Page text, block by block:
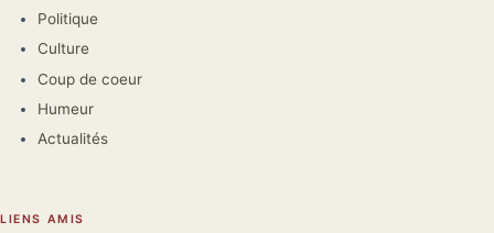
Politique
Culture
Coup de coeur
Humeur
Actualités
LIENS AMIS